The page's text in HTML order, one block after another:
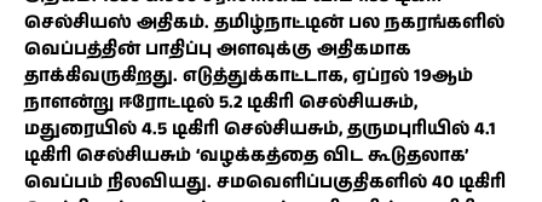
செல்சியஸ் அதிகம். தமிழ்நாட்டின் பல நகரங்களில்
வெப்பத்தின் பாதிப்பு அளவுக்கு அதிகமாக
தாக்கிவருகிறது. எடுத்துக்காட்டாக, ஏப்ரல் 19ஆம்
நாளன்று ஈரோட்டில் 5.2 டிகிரி செல்சியசும்,
மதுரையில் 4.5 டிகிரி செல்சியசும், தருமபுரியில் 4.1
டிகிரி செல்சியசும் ‘வழக்கத்தை விட கூடுதலாக’
வெப்பம் நிலவியது. சமவெளிப்பகுதிகளில் 40 டிகிரி